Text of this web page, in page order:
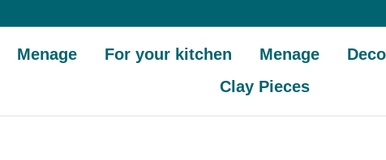
Menage For your kitchen Menage
Clay Pieces